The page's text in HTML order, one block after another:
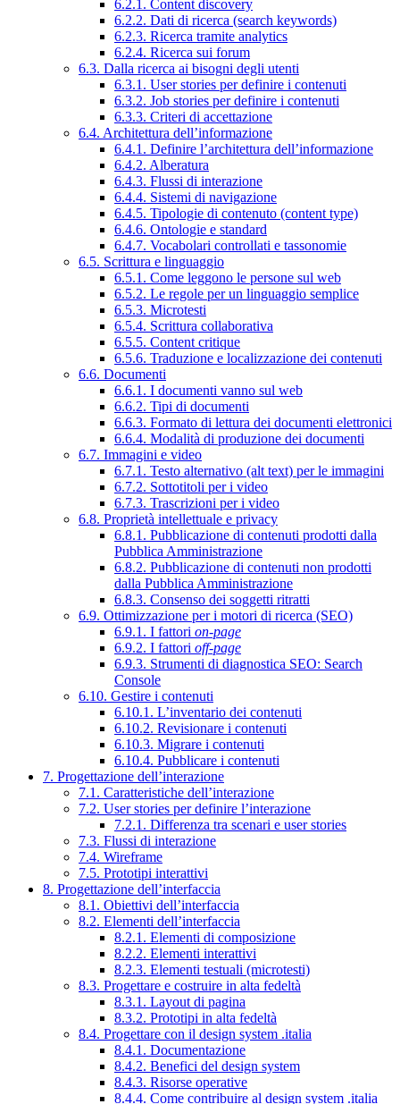
6.2.1. Content discovery
6.2.2. Dati di ricerca (search keywords)
6.2.3. Ricerca tramite analytics
6.2.4. Ricerca sui forum
6.3. Dalla ricerca ai bisogni degli utenti
6.3.1. User stories per definire i contenuti
6.3.2. Job stories per definire i contenuti
6.3.3. Criteri di accettazione
6.4. Architettura dell’informazione
6.4.1. Definire l’architettura dell’informazione
6.4.2. Alberatura
6.4.3. Flussi di interazione
6.4.4. Sistemi di navigazione
6.4.5. Tipologie di contenuto (content type)
6.4.6. Ontologie e standard
6.4.7. Vocabolari controllati e tassonomie
6.5. Scrittura e linguaggio
6.5.1. Come leggono le persone sul web
6.5.2. Le regole per un linguaggio semplice
6.5.3. Microtesti
6.5.4. Scrittura collaborativa
6.5.5. Content critique
6.5.6. Traduzione e localizzazione dei contenuti
6.6. Documenti
6.6.1. I documenti vanno sul web
6.6.2. Tipi di documenti
6.6.3. Formato di lettura dei documenti elettronici
6.6.4. Modalità di produzione dei documenti
6.7. Immagini e video
6.7.1. Testo alternativo (alt text) per le immagini
6.7.2. Sottotitoli per i video
6.7.3. Trascrizioni per i video
6.8. Proprietà intellettuale e privacy
6.8.1. Pubblicazione di contenuti prodotti dalla
Pubblica Amministrazione
6.8.2. Pubblicazione di contenuti non prodotti
dalla Pubblica Amministrazione
6.8.3. Consenso dei soggetti ritratti
6.9. Ottimizzazione per i motori di ricerca (SEO)
6.9.1. I fattori on-page
6.9.2. I fattori off-page
6.9.3. Strumenti di diagnostica SEO: Search
Console
6.10. Gestire i contenuti
6.10.1. L’inventario dei contenuti
6.10.2. Revisionare i contenuti
6.10.3. Migrare i contenuti
6.10.4. Pubblicare i contenuti
7. Progettazione dell’interazione
7.1. Caratteristiche dell’interazione
7.2. User stories per definire l’interazione
7.2.1. Differenza tra scenari e user stories
7.3. Flussi di interazione
7.4. Wireframe
7.5. Prototipi interattivi
8. Progettazione dell’interfaccia
8.1. Obiettivi dell’interfaccia
8.2. Elementi dell’interfaccia
8.2.1. Elementi di composizione
8.2.2. Elementi interattivi
8.2.3. Elementi testuali (microtesti)
8.3. Progettare e costruire in alta fedeltà
8.3.1. Layout di pagina
8.3.2. Prototipi in alta fedeltà
8.4. Progettare con il design system .italia
8.4.1. Documentazione
8.4.2. Benefici del design system
8.4.3. Risorse operative
8.4.4. Come contribuire al design system .italia